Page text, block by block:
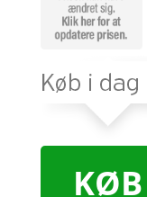
KØB